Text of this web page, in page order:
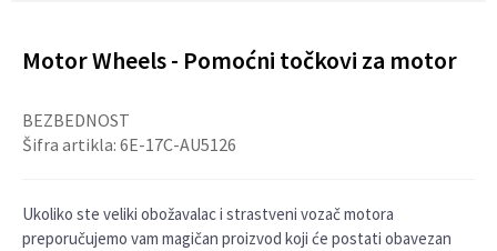
Motor Wheels - Pomoćni točkovi za motor
BEZBEDNOST
Šifra artikla: 6E-17C-AU5126
Ukoliko ste veliki obožavalac i strastveni vozač motora
preporučujemo vam magičan proizvod koji će postati obavezan